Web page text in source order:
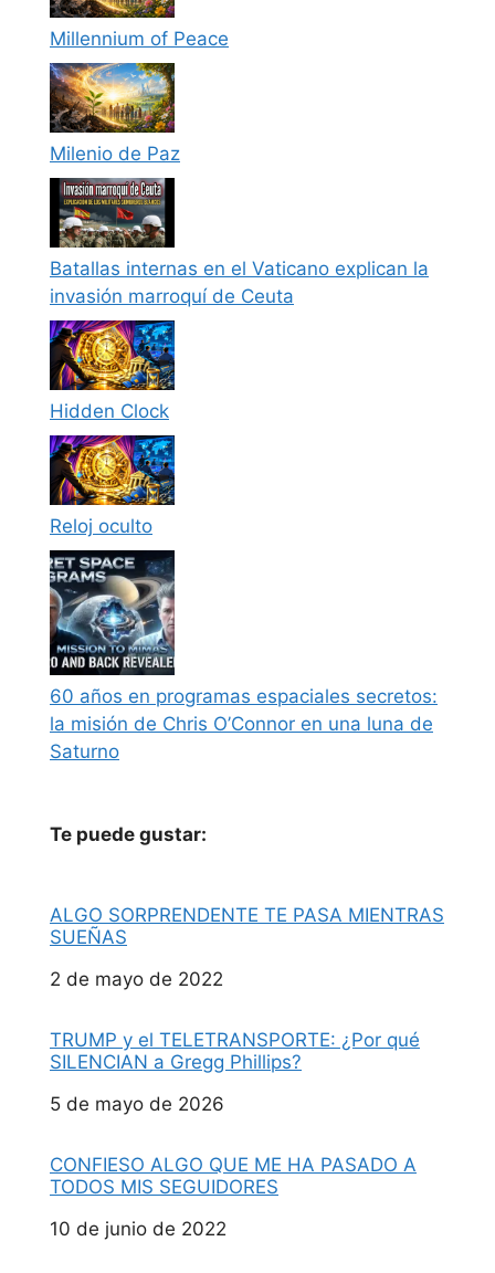
Millennium of Peace
Milenio de Paz
Batallas internas en el Vaticano explican la
invasión marroquí de Ceuta
Hidden Clock
Reloj oculto
60 años en programas espaciales secretos:
la misión de Chris O’Connor en una luna de
Saturno
Te puede gustar:
ALGO SORPRENDENTE TE PASA MIENTRAS
SUEÑAS
Fecha
2 de mayo de 2022
TRUMP y el TELETRANSPORTE: ¿Por qué
SILENCIAN a Gregg Phillips?
Fecha
5 de mayo de 2026
CONFIESO ALGO QUE ME HA PASADO A
TODOS MIS SEGUIDORES
Fecha
10 de junio de 2022